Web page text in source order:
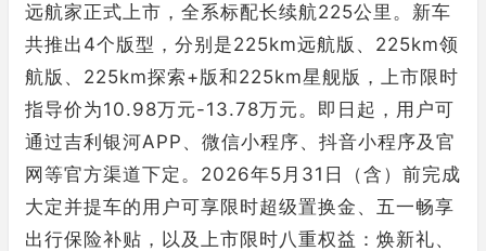
远航家正式上市，全系标配长续航225公里。新车
共推出4个版型，分别是225km远航版、225km领
航版、225km探索+版和225km星舰版，上市限时
指导价为10.98万元-13.78万元。即日起，用户可
通过吉利银河APP、 微信小程序、抖音小程序及官
网等官方渠道下定。2026年5月31日（含）前完成
大定并提车的用户可享限时超级置换金、五一畅享
出行保险补贴，以及上市限时八重权益：焕新礼、